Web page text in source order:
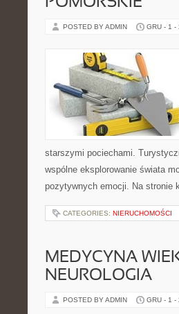
POSTED BY ADMIN GRU - 1 -
starszymi pociechami.
wspólne eksplorowanie świata
pozytywnych emocji. Na stronie
CATEGORIES: NIERUCHOMOŚCI
MEDYCYNA
NEUROLOGIA
POSTED BY ADMIN GRU - 1 -